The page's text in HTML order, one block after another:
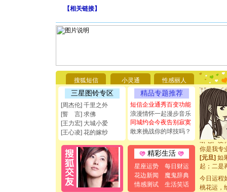
【相关链接】
搜狐短信 小灵通 性感丽人
三星图铃专区
[周杰伦] 千里之外
[誓 言] 求佛
[王力宏] 大城小爱
[王心凌] 花的嫁纱
精品专题推荐
短信企业通秀百变功能
浪漫情怀一起漫步音乐
同城约会今夜告别寂寞
敢来挑战你的球技吗？
精彩生活
星座运势
每日财运
花边新闻
魔鬼辞典
情感测试
生活笑话
你太多，
要平安！
[圣诞节]
能正大光
都要快乐
[圣诞节]
如意,快
[元旦]看
断电。爱
你是我专
[元旦]如
起；二是
离。水晶
[元旦]当
泣，这痛
今日运程
桃花运，